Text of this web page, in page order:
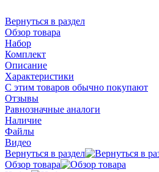
Вернуться в раздел
Обзор товара
Набор
Комплект
Описание
Характеристики
С этим товаров обычно покупают
Отзывы
Равнозначные аналоги
Наличие
Файлы
Видео
Вернуться в раздел
Обзор товара